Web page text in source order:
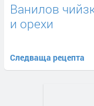
Ванилов
и орехи
Следваща рецепта